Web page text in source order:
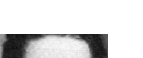
LIBRI